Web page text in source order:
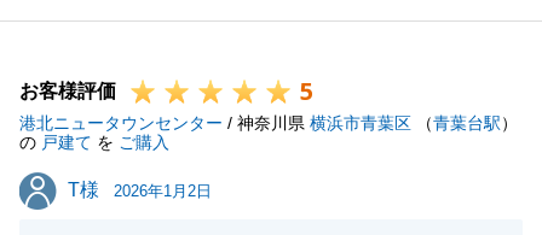
にご決済まで終えることが出来ました。
今後も何か不動産のお困りごとなどございましたら、
何なりとお申し付け下さい。
引き続きよろしくお願いいたします。
お客様評価 5
港北ニュータウンセンター / 神奈川県 横浜市青葉区 （青葉台駅）
の 戸建て を ご購入
T様
T様 2026年1月2日